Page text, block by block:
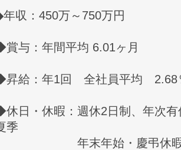
収：450万～750万円
与：年間平均 6.01ヶ月
昇給：年1回 全社員平均 2.68
日・休暇：週休2日制、年次
季
年末年始・慶弔休暇ほか